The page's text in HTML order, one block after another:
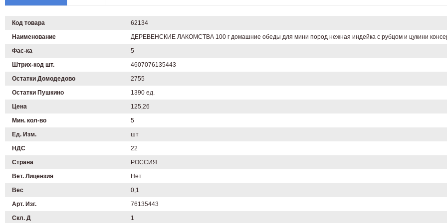
Код товара
62134
Наименование
ДЕРЕВЕНСКИЕ ЛАКОМСТВА 100 г домашние обеды для мини пород нежная индейка с рубцом и цукини
Фас-ка
5
Штрих-код шт.
4607076135443
Остатки Домодедово
2755
Остатки Пушкино
1390 ед.
Цена
125,26
Мин. кол-во
5
Ед. Изм.
шт
НДС
22
Страна
РОССИЯ
Вет. Лицензия
Нет
Вес
0,1
Арт. Изг.
76135443
Скл. Д
1